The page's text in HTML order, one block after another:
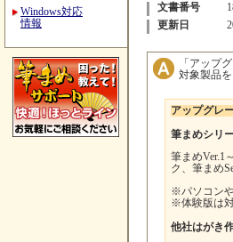
Windows対応
情報
文書番号
更新日
「アップ
対象製品
アップグレ
筆まめシリ
筆まめVer.1
ク、筆まめ
※パソコン
※体験版は
他社はがき